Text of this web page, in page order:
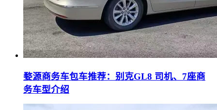
婺源商务车包车推荐：别克GL8 司机、7座商
务车型介绍